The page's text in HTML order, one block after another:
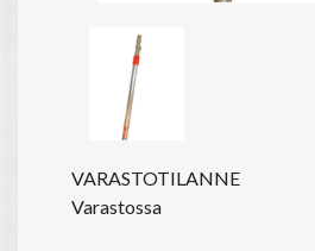
VARASTOTILANNE
Varastossa